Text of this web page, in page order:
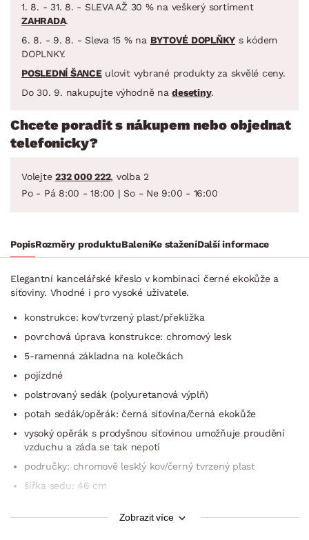
1. 8. - 31. 8. - SLEVA AŽ 30 % na veškerý sortiment
ZAHRADA.
6. 8. - 9. 8. - Sleva 15 % na BYTOVÉ DOPLŇKY s kódem
DOPLNKY.
POSLEDNÍ ŠANCEulovit vybrané produkty za skvělé ceny.
Do 30. 9. nakupujte výhodně nadesetiny.
Chcete poradit s nákupem nebo objednat
telefonicky?
Volejte 232 000 222, volba 2
Po - Pá 8:00 - 18:00 | So - Ne 9:00 - 16:00
PopisRozměry produktuBaleníKe staženíDalší informace
Elegantní kancelářské křeslo v kombinaci černé ekokůže a
síťoviny. Vhodné i pro vysoké uživatele.
konstrukce: kov/tvrzený plast/překližka
povrchová úprava konstrukce: chromový lesk
5-ramenná základna na kolečkách
pojízdné
polstrovaný sedák (polyuretanová výplň)
potah sedák/opěrák: černá síťovina/černá ekokůže
vysoký opěrák s prodyšnou síťovinou umožňuje proudění
vzduchu a záda se tak nepotí
područky: chromově lesklý kov/černý tvrzený plast
šířka sedu: 46 cm
funkce výškového nastavení
Zobrazit více